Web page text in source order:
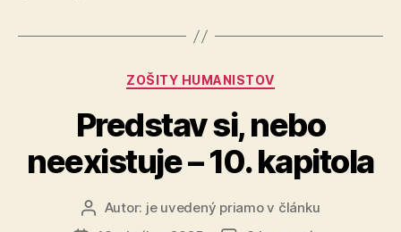
Kategórie
ZOŠITY HUMANISTOV
Predstav si, nebo
neexistuje – 10. kapitola
Autor
článku
Autor: je uvedený priamo v článku